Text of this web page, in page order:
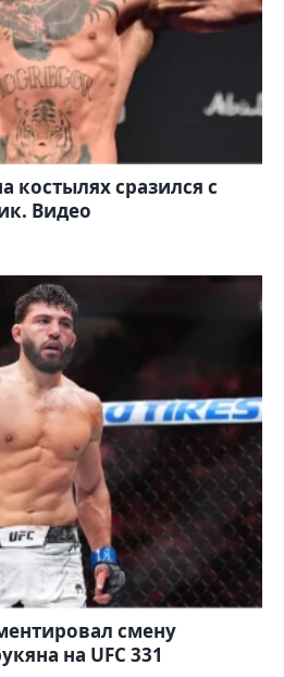
костылях сразился с
Видео
смену
на UFC 331